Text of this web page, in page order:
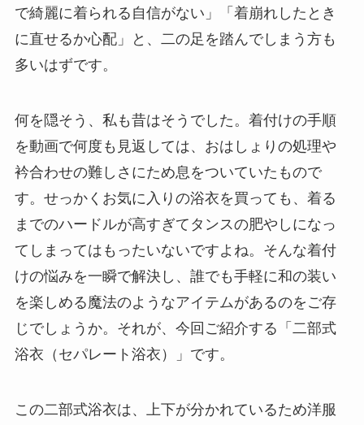
で綺麗に着られる自信がない」「着崩れしたとき
に直せるか心配」と、二の足を踏んでしまう方も
多いはずです。
何を隠そう、私も昔はそうでした。着付けの手順
を動画で何度も見返しては、おはしょりの処理や
衿合わせの難しさにため息をついていたもので
す。せっかくお気に入りの浴衣を買っても、着る
までのハードルが高すぎてタンスの肥やしになっ
てしまってはもったいないですよね。そんな着付
けの悩みを一瞬で解決し、誰でも手軽に和の装い
を楽しめる魔法のようなアイテムがあるのをご存
じでしょうか。それが、今回ご紹介する「二部式
浴衣（セパレート浴衣）」です。
この二部式浴衣は、上下が分かれているため洋服